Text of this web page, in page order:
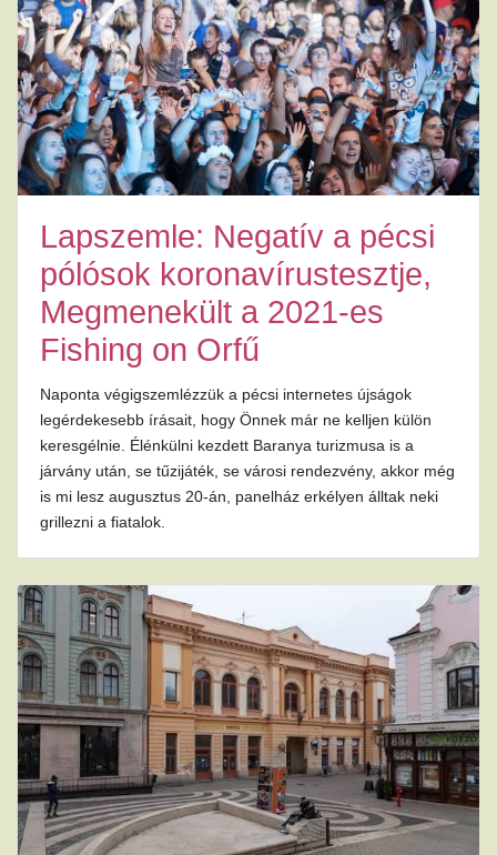
Lapszemle: Negatív a pécsi
pólósok koronavírustesztje,
Megmenekült a 2021-es
Fishing on Orfű
Naponta végigszemlézzük a pécsi internetes újságok
legérdekesebb írásait, hogy Önnek már ne kelljen külön
keresgélnie. Élénkülni kezdett Baranya turizmusa is a
járvány után, se tűzijáték, se városi rendezvény, akkor még
is mi lesz augusztus 20-án, panelház erkélyen álltak neki
grillezni a fiatalok.